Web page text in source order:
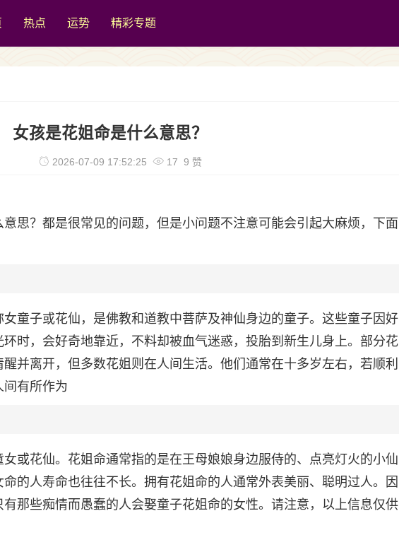
热点 运势 精彩专题
女孩是花姐命是什么意思？
2026-07-09 17:52:25 17 9 赞
思？都是很常见的问题，但是小问题不注意可能会引起大麻烦，下面
童子或花仙，是佛教和道教中菩萨及神仙身边的童子。这些童子因好
时，会好奇地靠近，不料却被血气迷惑，投胎到新生儿身上。部分花
并离开，但多数花姐则在人间生活。他们通常在十多岁左右，若顺利
间有所作为
或花仙。花姐命通常指的是在王母娘娘身边服侍的、点亮灯火的小仙
的人寿命也往往不长。拥有花姐命的人通常外表美丽、聪明过人。因
那些痴情而愚蠢的人会娶童子花姐命的女性。请注意，以上信息仅供